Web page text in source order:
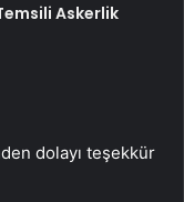
Askerlik
dolayı teşekkür